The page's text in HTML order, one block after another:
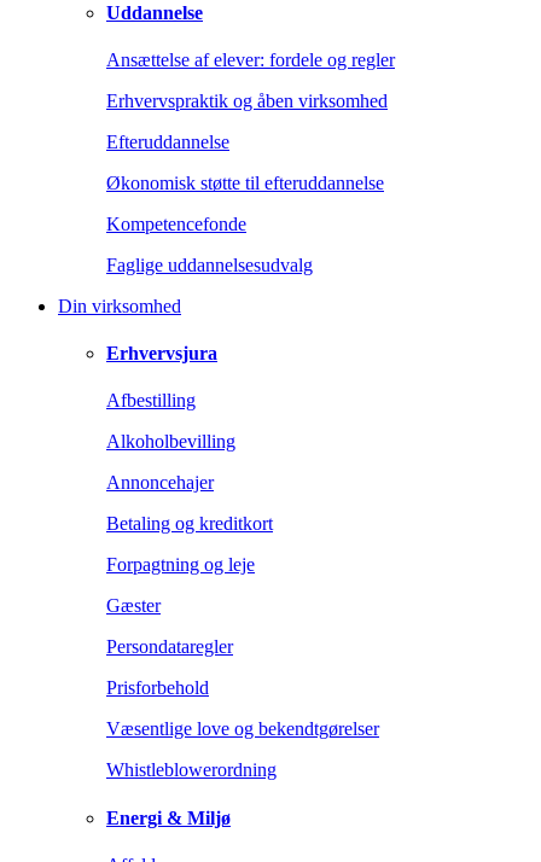
Uddannelse
Ansættelse af elever: fordele og regler
Erhvervspraktik og åben virksomhed
Efteruddannelse
Økonomisk støtte til efteruddannelse
Kompetencefonde
Faglige uddannelsesudvalg
Din virksomhed
Erhvervsjura
Afbestilling
Alkoholbevilling
Annoncehajer
Betaling og kreditkort
Forpagtning og leje
Gæster
Persondataregler
Prisforbehold
Væsentlige love og bekendtgørelser
Whistleblowerordning
Energi & Miljø